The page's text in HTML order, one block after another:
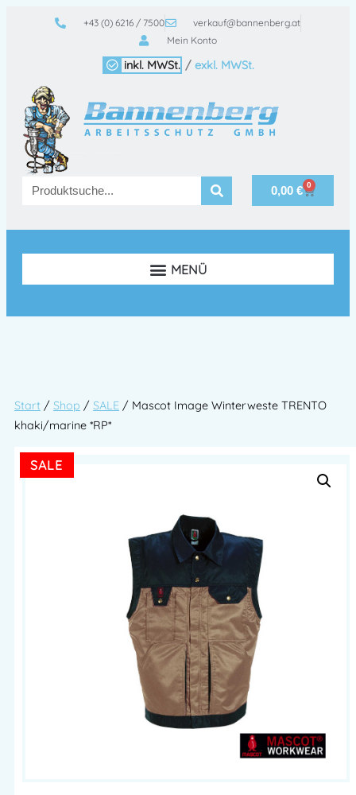
+43 (0) 6216 / 7500
verkauf@bannenberg.at
Mein Konto
inkl. MWSt. / exkl. MWSt.
0,00 € 0
Start / Shop / SALE / Mascot Image Winterweste TRENTO
khaki/marine *RP*
SALE